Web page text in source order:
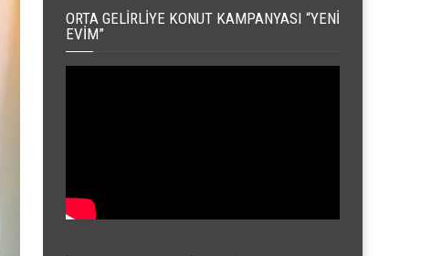
ORTA GELIRLIYE KONUT KAMPANYASI “YENI
EVIM”